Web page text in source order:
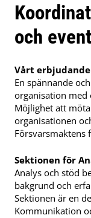
och event
Vårt erbjudande
En spännande
organisation med
Möjlighet att
organisationen
Försvarsmaktens
Sektionen för
Analys och stöd
bakgrund och
Sektionen är en
Kommunikation